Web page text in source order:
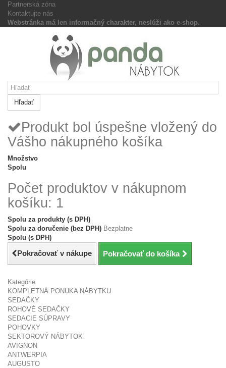
Partnerská zóna
Kontaktujte nás
Webstránka má len informačný charakter, neslúži ako e-shop.
Hľadať
Produkt bol úspešne vložený do
Vášho nákupného košíka
Množstvo
Spolu
Počet produktov v nákupnom
košíku: 1
Spolu za produkty (s DPH)
Spolu za doručenie (bez DPH) Bezplatne
Spolu (s DPH)
Pokračovať v nákupe Pokračovať do košíka
Kategórie
KOMPLETNÁ PONUKA NÁBYTKU
SEDAČKY
ROHOVÉ SEDAČKY
SEDACIE SÚPRAVY
POHOVKY
SEKTOROVÝ NÁBYTOK
AVIGNON
ANTWERPIA
AUGUSTO